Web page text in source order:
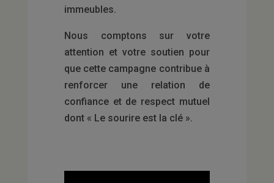
immeubles.
Nous comptons sur votre
attention et votre soutien pour
que cette campagne contribue à
renforcer une relation de
confiance et de respect mutuel
dont « Le sourire est la clé ».